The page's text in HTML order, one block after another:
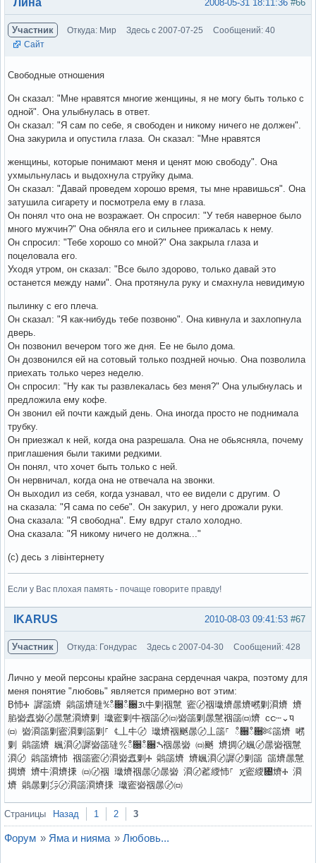
#66
2008-05-31 18:11:36
Лина
Участник Откуда: Мир Здесь с 2007-07-25
Сообщений: 40
Сайт
Свободные отношения
Он сказал: "Мне нравятся многие женщины, я не могу быть только с
одной". Она улыбнулась в ответ.
Он сказал: "Я сам по себе, я свободен и никому ничего не должен".
Она закурила и опустила глаза. Он сказал: "Мне нравятся
женщины, которые понимают меня и ценят мою свободу". Она
ухмыльнулась и выдохнула струйку дыма.
Он сказал: "Давай проведем хорошо время, ты мне нравишься". Она
затушила сигарету и посмотрела ему в глаза.
Он понял что она не возражает. Он спросил: "У тебя наверное было
много мужчин?" Она обняла его и сильнее прижалась к нему.
Он спросил: "Тебе хорошо со мной?" Она закрыла глаза и
поцеловала его.
Уходя утром, он сказал: "Все было здорово, только давай это
останется между нами". Она протянула руку и смахнула невидимую
пылинку с его плеча.
Он сказал: "Я как-нибудь тебе позвоню". Она кивнула и захлопнула
дверь.
Он позвонил вечером того же дня. Ее не было дома.
Он дозвонился ей на сотовый только поздней ночью. Она позволила
приехать только через неделю.
Он спросил: "Ну как ты развлекалась без меня?" Она улыбнулась и
предложила ему кофе.
Он звонил ей почти каждый день. Она иногда просто не поднимала
трубку.
Он приезжал к ней, когда она разрешала. Она не обьясняла, почему
приглашения были такими редкими.
Он понял, что хочет быть только с ней.
Он нервничал, когда она не отвечала на звонки.
Он выходил из себя, когда узнавал, что ее видели с другим. О
на сказала: "Я сама по себе". Он закурил, у него дрожали руки.
Она сказала: "Я свободна". Ему вдруг стало холодно.
Она сказала: "Я никому ничего не должна..."
(с) десь з лівінтернету
Если у Вас плохая память - почаще говорите правду!
Вне форума #67
2010-08-03 09:41:53
IKARUS
Участник Откуда: Гондурас Здесь с 2007-04-30 Сообщений: 428
Лично у меой персоны крайне засрана сердечная чакра, поэтому для
меня понятие "любовь" является примерно вот этим:
Ḅ㤄Ⰰ 䜄䈄㸄 䴄䈄㸄㼀℀ഀ਀ഀ਀ᜄ㐄㔄䄄䰄 䀄〄䄄㼄㸄㬄㸄㘄㔄㴄㸄 㸄
䐄㠄䘄㠄〄㬄䰄㴄㸄㔄 㼄䀄㔄㐄䄄䈄〄㈄㠄䈄㔄㬄䰄䄄䈄㈄㸄 ᴄင┄⌄ᤄ
㈄ 㠄㴄䈄㔄䀄㴄㔄䈄㔄⸀ ℄丄㐄〄 㼄㸄䄄䬄㬄〄丄䈄⸀ ഀ਀ഀ਀✄䈄㸄 㘄
㔄 䴄䈄㸄 㜄㴄〄䜄㠄䈄㼀℀ഀ਀ഀ਀ᔄ䄄㬄㠄 ㈄䬄 㸄㨄〄㜄〄㬄㠄䄄䰄
㴄〄 䴄䈄㸄㤄 䄄䈄䀄〄㴄㠄䘄㔄Ⰰ 䴄䈄㸄 㸄㜄㴄〄䜄〄㔄䈄 䈄㸄㬄䰄
㨄㸄 㸄㐄㴄㸄㨀 ㈄〄䄄 㼄㸄䄄㬄〄㬄㠄 㴄〄䔄䌄㤄⸀ ጄ䀄䌄㄄㸄Ⰰ 㴄
㸄 䴄㬄㔄㌄〄㴄䈄㴄㸄㨀 㼄䀄㠄䄄㬄〄㈄
Вне форума
Страницы Назад 1 2 3
Форум » Яма и нияма » Любовь...